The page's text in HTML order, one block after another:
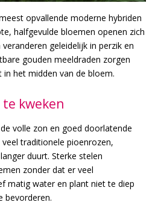
opvallende moderne hybriden
halfgevulde bloemen openen zich
geleidelijk in perzik en
gouden meeldraden zorgen
het midden van de bloem.
te kweken
volle zon en goed doorlatende
traditionele pioenrozen,
duurt. Sterke stelen
zonder dat er veel
matig water en plant niet te diep
bevorderen.